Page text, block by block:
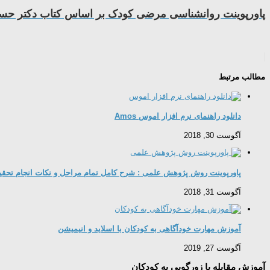
پاورپوینت روانشناسی مرضی کودک بر اساس کتاب دکتر
مطالب مرتبط
دانلود راهنمای نرم افزار اموس Amos
آگوست 30, 2018
پاورپوینت روش پژوهش علمی : شرح کامل تمام مراحل و نکات انجام
آگوست 31, 2018
آموزش مهارت خودآگاهی به کودکان با اسلاید و انیمیشن
آگوست 27, 2019
آموزش مقابله با زورگویی به کودکان